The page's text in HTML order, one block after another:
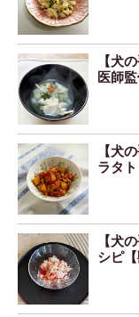
【犬
医師監
【犬
ラタ
【犬
シピ【